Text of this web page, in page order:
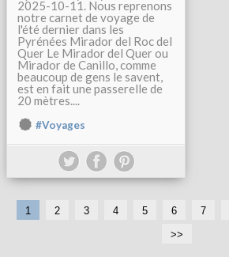
2025-10-11. Nous reprenons
notre carnet de voyage de
l'été dernier dans les
Pyrénées Mirador del Roc del
Quer Le Mirador del Quer ou
Mirador de Canillo, comme
beaucoup de gens le savent,
est en fait une passerelle de
20 mètres....
#Voyages
1 2 3 4 5 6 7
>>